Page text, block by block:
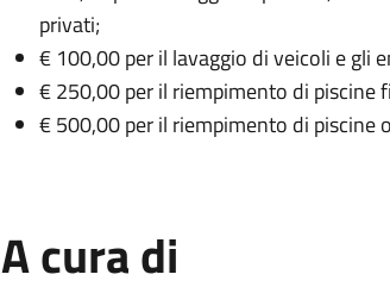
privati;
€ 100,00 per il lavaggio di veicoli e gli
€ 250,00 per il riempimento di piscine
€ 500,00 per il riempimento di piscine
A cura di